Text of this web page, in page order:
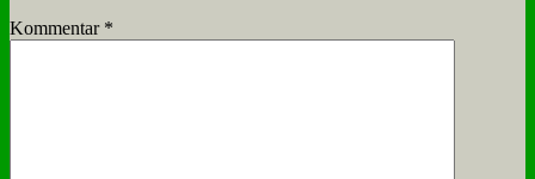
Kommentar *